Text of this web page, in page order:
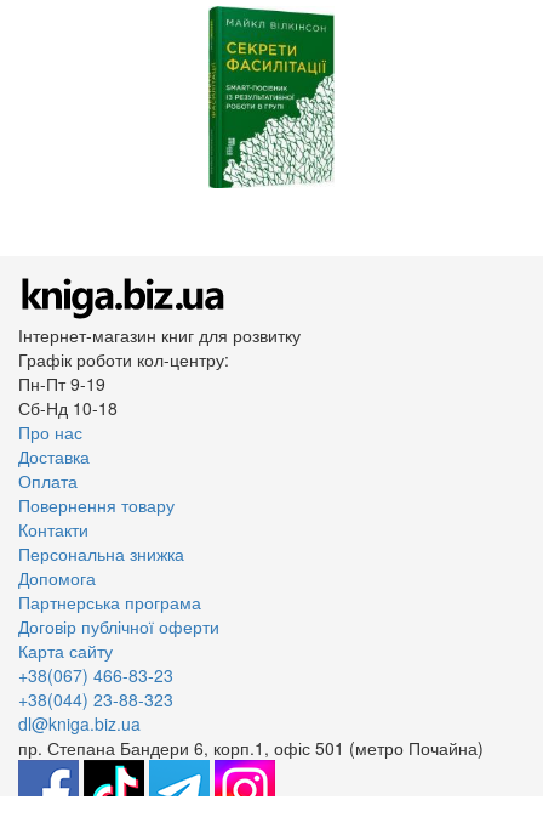
Інтернет-магазин книг для розвитку
Графік роботи кол-центру:
Пн-Пт 9-19
Сб-Нд 10-18
Про нас
Доставка
Оплата
Повернення товару
Контакти
Персональна знижка
Допомога
Партнерська програма
Договір публічної оферти
Карта сайту
+38(067) 466-83-23
+38(044) 23-88-323
dl@kniga.biz.ua
пр. Степана Бандери 6, корп.1, офіс 501 (метро Почайна)